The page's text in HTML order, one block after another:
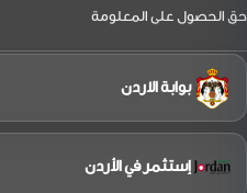
حق الحصول على المعلومة
بوابة الاردن
إستثمر في الأردن